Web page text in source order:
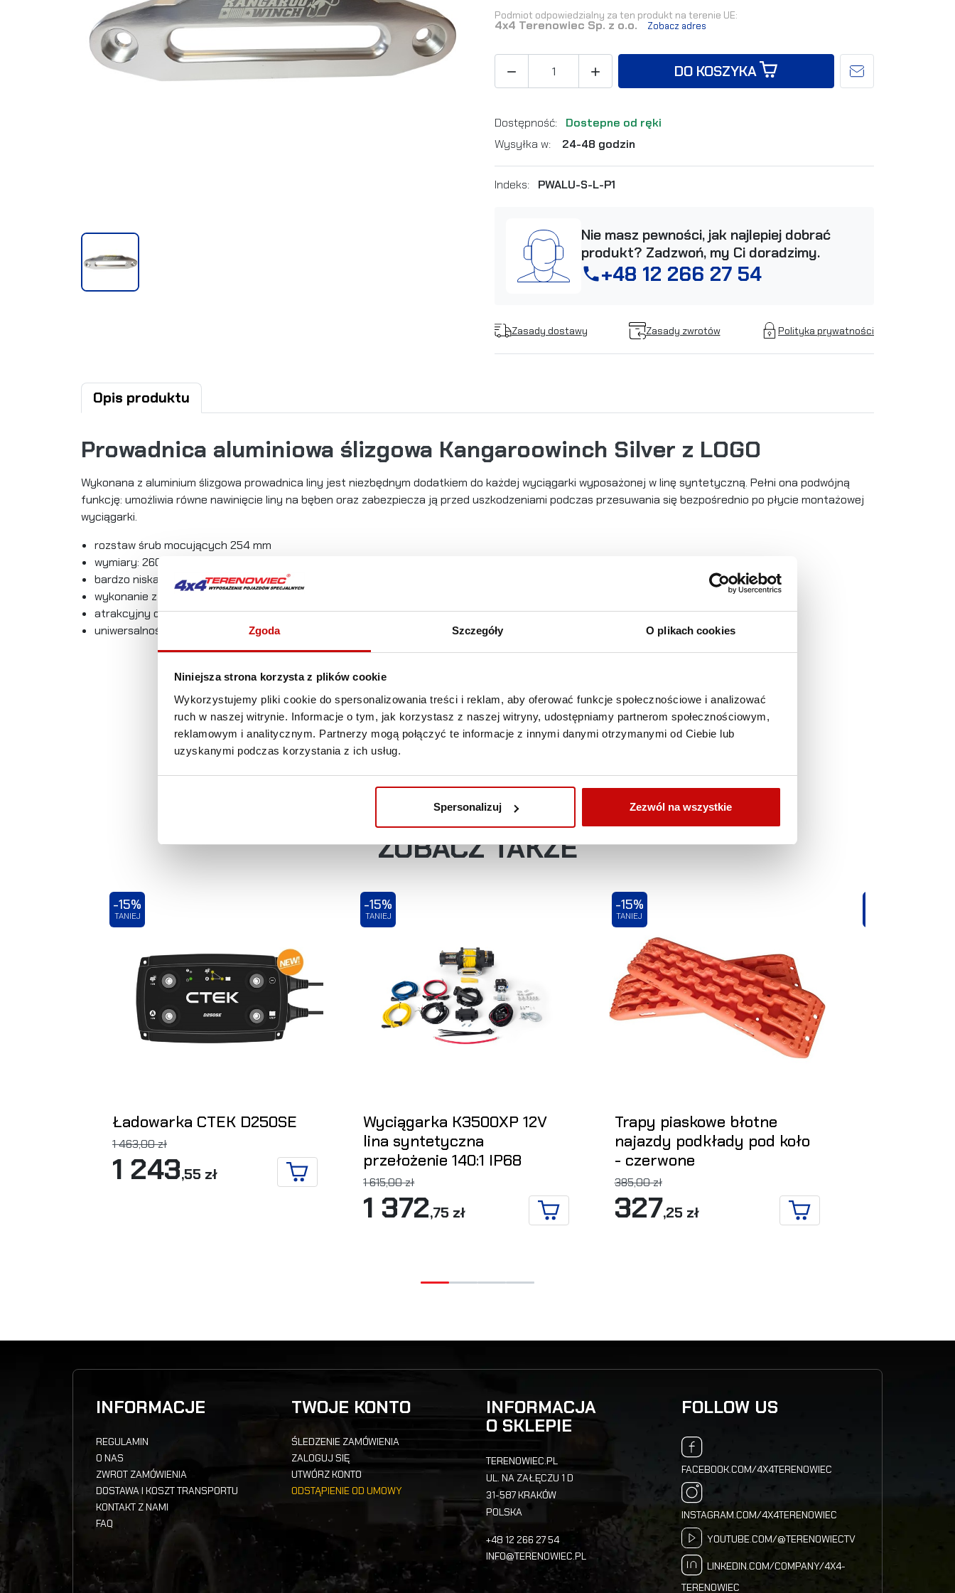
Zgoda Szczegóły O plikach cookies
Niniejsza strona korzysta z plików cookie
Wykorzystujemy pliki cookie do spersonalizowania treści i reklam, aby oferować funkcje społecznościowe i analizować
ruch w naszej witrynie. Informacje o tym, jak korzystasz z naszej witryny, udostępniamy partnerom społecznościowym,
reklamowym i analitycznym. Partnerzy mogą połączyć te informacje z innymi danymi otrzymanymi od Ciebie lub
uzyskanymi podczas korzystania z ich usług.
Spersonalizuj Zezwól na wszystkie
Podmiot odpowiedzialny za ten produkt na terenie UE:
4x4 Terenowiec Sp. z o.o. Zobacz adres
  DO KOSZYKA
Dostępność:
Dostepne od ręki
Wysyłka w:
24-48 godzin
Indeks: PWALU-S-L-P1
Nie masz pewności, jak najlepiej dobrać
produkt? Zadzwoń, my Ci doradzimy.
phone+48 12 266 27 54
Zasady dostawy Zasady zwrotów Polityka prywatności
Opis produktu
Prowadnica aluminiowa ślizgowa Kangaroowinch Silver z LOGO
Wykonana z aluminium ślizgowa prowadnica liny jest niezbędnym dodatkiem do każdej wyciągarki wyposażonej w linę syntetyczną. Pełni ona podwójną
funkcję: umożliwia równe nawinięcie liny na bęben oraz zabezpiecza ją przed uszkodzeniami podczas przesuwania się bezpośrednio po płycie montażowej
wyciągarki.
rozstaw śrub mocujących 254 mm
wymiary: 260 x 40 mm
bardzo niska waga - jedynie 0,7 kg
wykonanie z wytrzymałego stopu aluminium
atrakcyjny design
uniwersalność
DARMOWA DOSTAWA!
WSZYSTKIE ZAMÓWIENIA W NASZYM SKLEPIE
POLSKI ZA DARMO!
ZOBACZ TAKŻE
-15%
TANIEJ
Ładowarka CTEK D250SE
1 463,00 zł
1 243,55 zł
DO KOSZYKA
-15%
TANIEJ
Wyciągarka K3500XP 12V
lina syntetyczna
przełożenie 140:1 IP68
1 615,00 zł
1 372,75 zł
DO KOSZYKA
-15%
TANIEJ
Trapy piaskowe błotne
najazdy podkłady pod koło
- czerwone
385,00 zł
327,25 zł
DO KOSZYKA
INFORMACJE
REGULAMIN
O NAS
ZWROT ZAMÓWIENIA
DOSTAWA I KOSZT TRANSPORTU
KONTAKT Z NAMI
FAQ
TWOJE KONTO
ŚLEDZENIE ZAMÓWIENIA
ZALOGUJ SIĘ
UTWÓRZ KONTO
ODSTĄPIENIE OD UMOWY
INFORMACJA
O SKLEPIE
TERENOWIEC.PL
UL. NA ZAŁĘCZU 1 D
31-587 KRAKÓW
POLSKA
+48 12 266 27 54
INFO@TERENOWIEC.PL
FOLLOW US
FACEBOOK.COM/4X4TERENOWIEC
INSTAGRAM.COM/4X4TERENOWIEC
YOUTUBE.COM/@TERENOWIECTV
LINKEDIN.COM/COMPANY/4X4-
TERENOWIEC